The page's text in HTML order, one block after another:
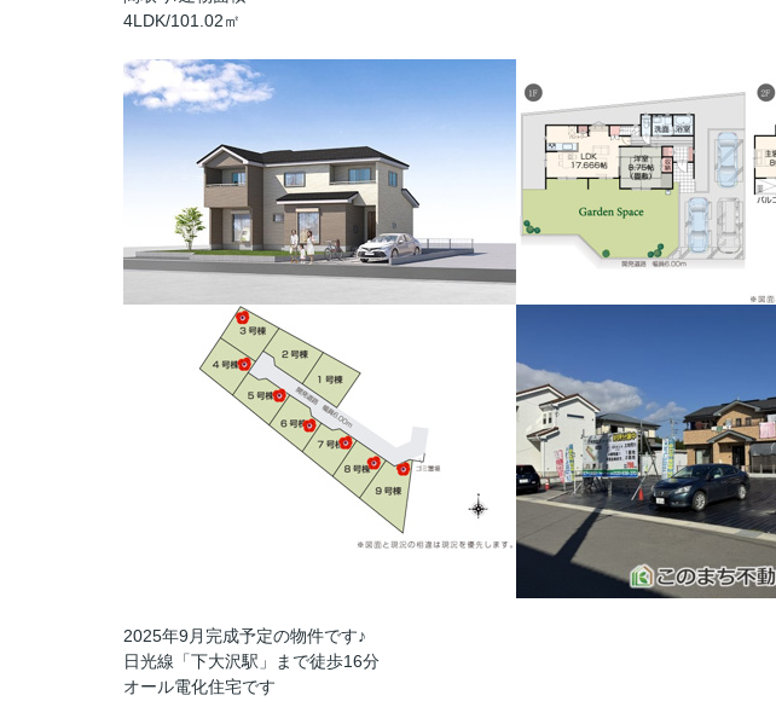
4LDK/101.02㎡
2025年9月完成予定の物件です♪
日光線「下大沢駅」まで徒歩16分
オール電化住宅です